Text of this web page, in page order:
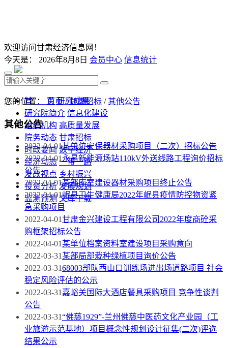
欢迎访问甘肃经济信息网！
今天是： 2026年8月8日 会员中心 信息统计
首 页 研究成果
研究院简介 信息化建设
组织机构 高质量发展
院务动态 甘肃招标
时政要闻 数字经济
经济动态 一带一路
发改视点 乡村振兴
投资分析 发展规划
监测预测 文库下载
您的位置： 首页/甘肃招标 /其他公告
其他公告
2022-04-01某单位安保器材采购项目（二次）招标公告
2022-04-01永昌新能源场站110kV外送线路工程询价招标
公告
2022-04-01某部库室建设器材采购项目终止公告
2022-04-01岷县卫生健康局2022年岷县疫情防控物资紧
急采购项目
2022-04-01甘肃金兴建设工程有限公司2022年度商砼采
购框架招标公告
2022-04-01某单位档案资料室建设项目采购意向
2022-03-31某部局部栽种绿植项目询价公告
2022-03-3168003部队西山口训练场进出场道路项目 社会
稳定风险评估的公示
2022-03-31嘉峪关国际大酒店餐具采购项目 竞争性谈判
公告
2022-03-31“佛慈1929”-兰州佛慈中医药文化产业园（工
业旅游示范基地）项目概念性规划设计征集(二次)评选
结果公示